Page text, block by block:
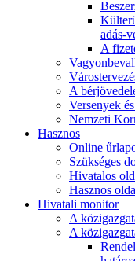
adás-
A
A
Versenyek
Nemzeti
Hasznos
Online
Szükséges
Hivatalos
Hasznos
Hivatali monitor
A
A